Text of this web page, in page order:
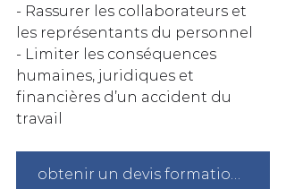
- Rassurer les collaborateurs et
les représentants du personnel
- Limiter les conséquences
humaines, juridiques et
financières d’un accident du
travail
obtenir un devis formation sst à Paris